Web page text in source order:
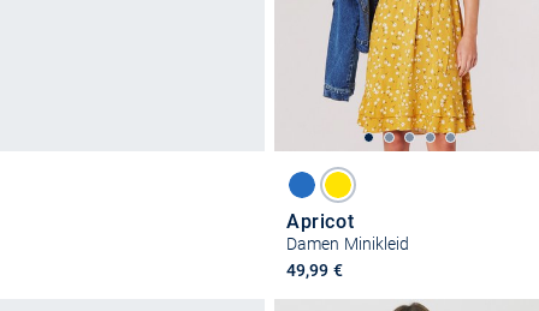
Apricot
Damen Minikleid
49,99 €